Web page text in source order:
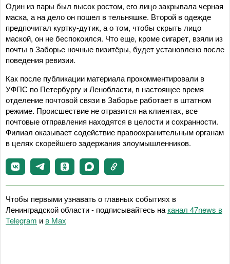
Один из пары был высок ростом, его лицо закрывала черная
маска, а на дело он пошел в тельняшке. Второй в одежде
предпочитал куртку-дутик, а о том, чтобы скрыть лицо
маской, он не беспокоился. Что еще, кроме сигарет, взяли из
почты в Заборье ночные визитёры, будет установлено после
поведения ревизии.
Как после публикации материала прокомментировали в
УФПС по Петербургу и Ленобласти, в настоящее время
отделение почтовой связи в Заборье работает в штатном
режиме. Происшествие не отразится на клиентах, все
почтовые отправления находятся в целости и сохранности.
Филиал оказывает содействие правоохранительным органам
в целях скорейшего задержания злоумышленников.
Чтобы первыми узнавать о главных событиях в
Ленинградской области - подписывайтесь на канал 47news в
Telegram и в Maх